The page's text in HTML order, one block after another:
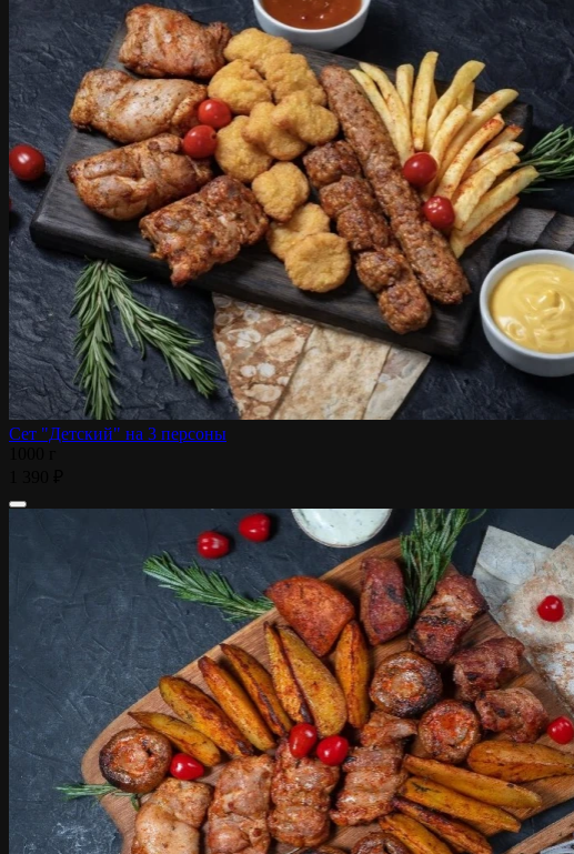
Сет "Детский" на 3 персоны